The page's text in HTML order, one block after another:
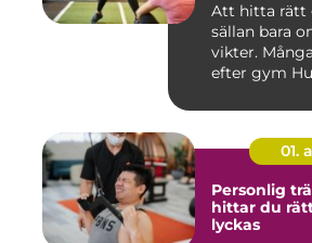
Att hitta rätt
sällan bara
vikter.
efter gym
01.
Personlig
hittar du
lyckas